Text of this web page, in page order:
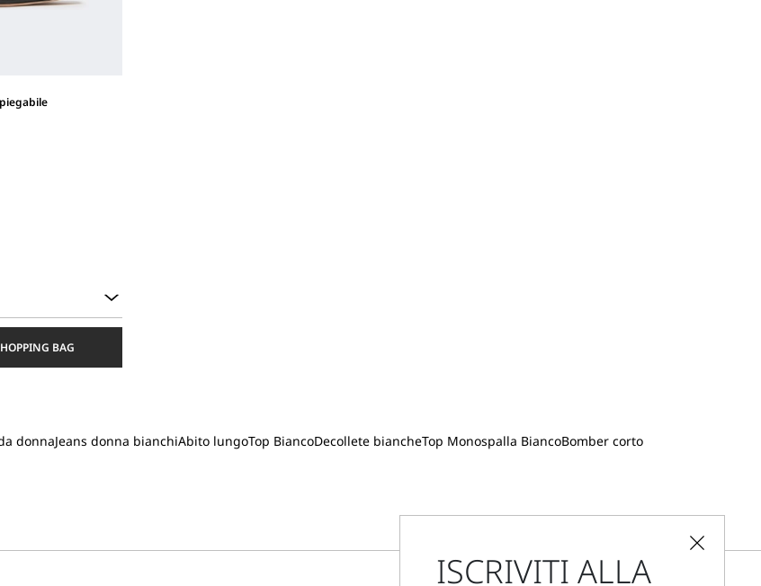
BAG
donnaJeans donna bianchiAbito lungoTop BiancoDecollete biancheTop Monospalla BiancoBomber corto
ISCRIVITI ALLA